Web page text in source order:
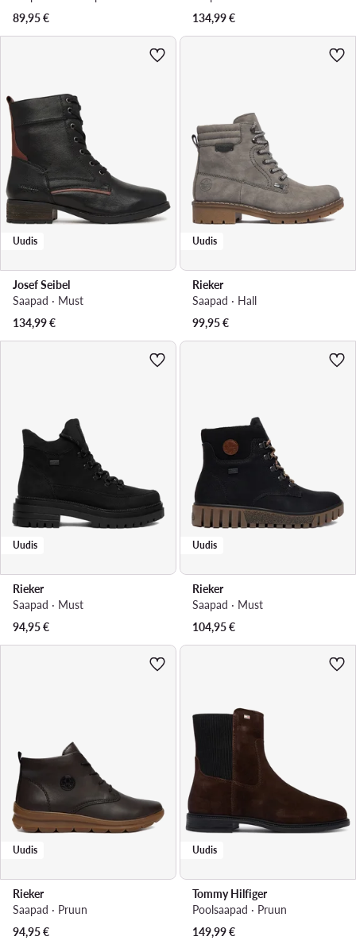
89,95€
134,99€
Uudis
Josef Seibel
Saapad · Must
134,99€
Uudis
Rieker
Saapad · Hall
99,95€
Uudis
Rieker
Saapad · Must
94,95€
Uudis
Rieker
Saapad · Must
104,95€
Uudis
Rieker
Saapad · Pruun
94,95€
Uudis
Tommy Hilfiger
Poolsaapad · Pruun
149,99€